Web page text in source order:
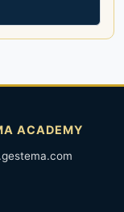
ACADEMY